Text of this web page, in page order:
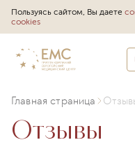
Пользуясь сайтом, Вы даете
cookies
Главная страница
Отзывы